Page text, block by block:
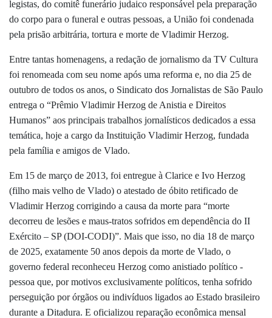
legistas, do comitê funerário judaico responsável pela preparação
do corpo para o funeral e outras pessoas, a União foi condenada
pela prisão arbitrária, tortura e morte de Vladimir Herzog.
Entre tantas homenagens, a redação de jornalismo da TV Cultura
foi renomeada com seu nome após uma reforma e, no dia 25 de
outubro de todos os anos, o Sindicato dos Jornalistas de São Paulo
entrega o “Prêmio Vladimir Herzog de Anistia e Direitos
Humanos” aos principais trabalhos jornalísticos dedicados a essa
temática, hoje a cargo da Instituição Vladimir Herzog, fundada
pela família e amigos de Vlado.
Em 15 de março de 2013, foi entregue à Clarice e Ivo Herzog
(filho mais velho de Vlado) o atestado de óbito retificado de
Vladimir Herzog corrigindo a causa da morte para “morte
decorreu de lesões e maus-tratos sofridos em dependência do II
Exército – SP (DOI-CODI)”. Mais que isso, no dia 18 de março
de 2025, exatamente 50 anos depois da morte de Vlado, o
governo federal reconheceu Herzog como anistiado político -
pessoa que, por motivos exclusivamente políticos, tenha sofrido
perseguição por órgãos ou indivíduos ligados ao Estado brasileiro
durante a Ditadura. E oficializou reparação econômica mensal